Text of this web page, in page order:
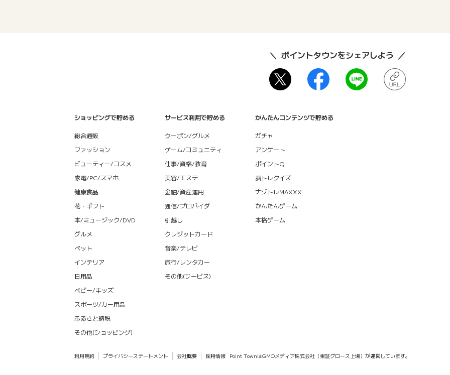
ポイントタウンをシェアしよう
ショッピングで貯める
総合通販
ファッション
ビューティー/コスメ
家電/PC/スマホ
健康食品
花・ギフト
本/ミュージック/DVD
グルメ
ペット
インテリア
日用品
ベビー/キッズ
スポーツ/カー用品
ふるさと納税
その他(ショッピング)
サービス利用で貯める
クーポン/グルメ
ゲーム/コミュニティ
仕事/資格/教育
美容/エステ
金融/資産運用
通信/プロバイダ
引越し
クレジットカード
音楽/テレビ
旅行/レンタカー
その他(サービス)
かんたんコンテンツで貯める
ガチャ
アンケート
ポイントQ
脳トレクイズ
ナゾトレMAXXX
かんたんゲーム
本格ゲーム
利用規約 プライバシーステートメント 会社概要 採用情報 Point TownはGMOメディア株式会社（東証グロース上場）が運営しています。